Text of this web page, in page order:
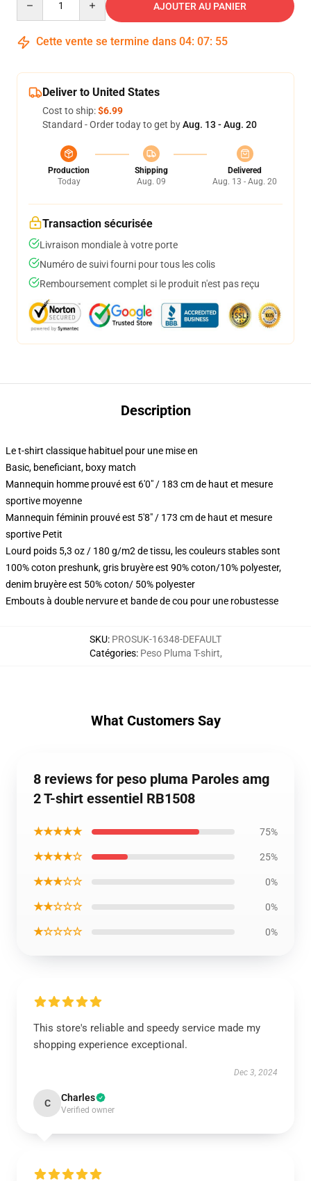
AJOUTER AU PANIER
Cette vente se termine dans 04: 07: 54
Deliver to United States
Cost to ship:$6.99
Standard - Order today to get byAug. 13 - Aug. 20
Production
Today
Shipping
Aug. 09
Delivered
Aug. 13 - Aug. 20
Transaction sécurisée
Livraison mondiale à votre porte
Numéro de suivi fourni pour tous les colis
Remboursement complet si le produit n'est pas reçu
Description
Le t-shirt classique habituel pour une mise en
Basic, beneficiant, boxy match
Mannequin homme prouvé est 6'0" / 183 cm de haut et mesure
sportive moyenne
Mannequin féminin prouvé est 5'8" / 173 cm de haut et mesure
sportive Petit
Lourd poids 5,3 oz / 180 g/m2 de tissu, les couleurs stables sont
100% coton preshunk, gris bruyère est 90% coton/10% polyester,
denim bruyère est 50% coton/ 50% polyester
Embouts à double nervure et bande de cou pour une robustesse
SKU: PROSUK-16348-DEFAULT
Catégories: Peso Pluma T-shirt,
What Customers Say
8 reviews for peso pluma Paroles amg
2 T-shirt essentiel RB1508
★★★★★ 75%
★★★★☆ 25%
★★★☆☆ 0%
★★☆☆☆ 0%
★☆☆☆☆ 0%
This store's reliable and speedy service made my
shopping experience exceptional.
Dec 3, 2024
C Charles
Verified owner